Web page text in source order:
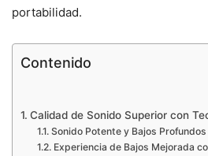
portabilidad.
Contenido
Calidad de Sonido Superior con
Sonido Potente y Bajos Profundos
Experiencia de Bajos Mejorada